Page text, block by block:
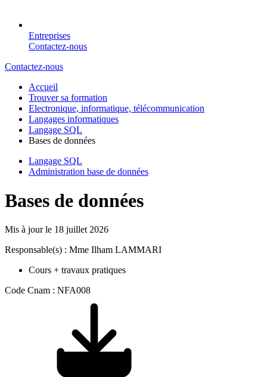
Entreprises
Contactez-nous
Contactez-nous
Accueil
Trouver sa formation
Electronique, informatique, télécommunication
Langages informatiques
Langage SQL
Bases de données
Langage SQL
Administration base de données
Bases de données
Mis à jour le 18 juillet 2026
Responsable(s) : Mme Ilham LAMMARI
Cours + travaux pratiques
Code Cnam : NFA008